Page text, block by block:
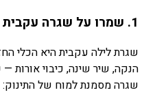
1. שמרו על שגרה עקבית
שגרת לילה עקבית היא הכלי
הנקה, שיר שינה, כיבוי
שגרה מסמנת למוח של התינוק: